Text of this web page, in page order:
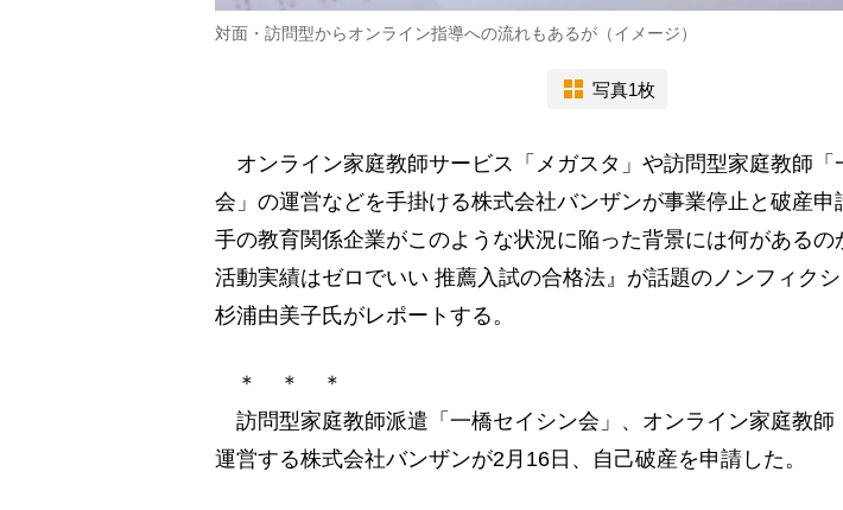
対面・訪問型からオンライン指導への流れもあるが（イメージ）
写真1枚
オンライン家庭教師サービス「メガスタ」や訪問型家庭教師「
会」の運営などを手掛ける株式会社バンザンが事業停止と破産申
手の教育関係企業がこのような状況に陥った背景には何があるの
活動実績はゼロでいい 推薦入試の合格法』が話題のノンフィクシ
杉浦由美子氏がレポートする。
＊ ＊ ＊
訪問型家庭教師派遣「一橋セイシン会」、オンライン家庭教師
運営する株式会社バンザンが2月16日、自己破産を申請した。